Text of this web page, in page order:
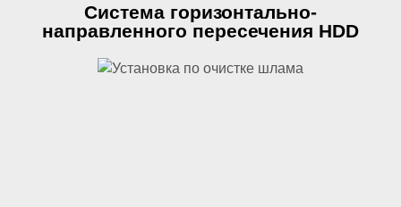
Система горизонтально-
направленного пересечения HDD